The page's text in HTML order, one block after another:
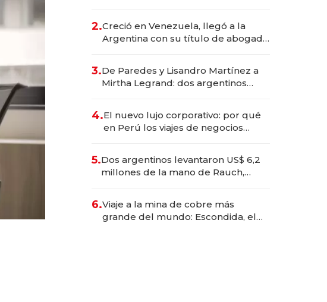
2.Creció en Venezuela, llegó a la
Argentina con su título de abogado
marcas "fast premium"
3.De Paredes y Lisandro Martínez a
Mirtha Legrand: dos argentinos
4.El nuevo lujo corporativo: por qué
en Perú los viajes de negocios
transformadoras
5.Dos argentinos levantaron US$ 6,2
millones de la mano de Rauch,
6.Viaje a la mina de cobre más
grande del mundo: Escondida, el